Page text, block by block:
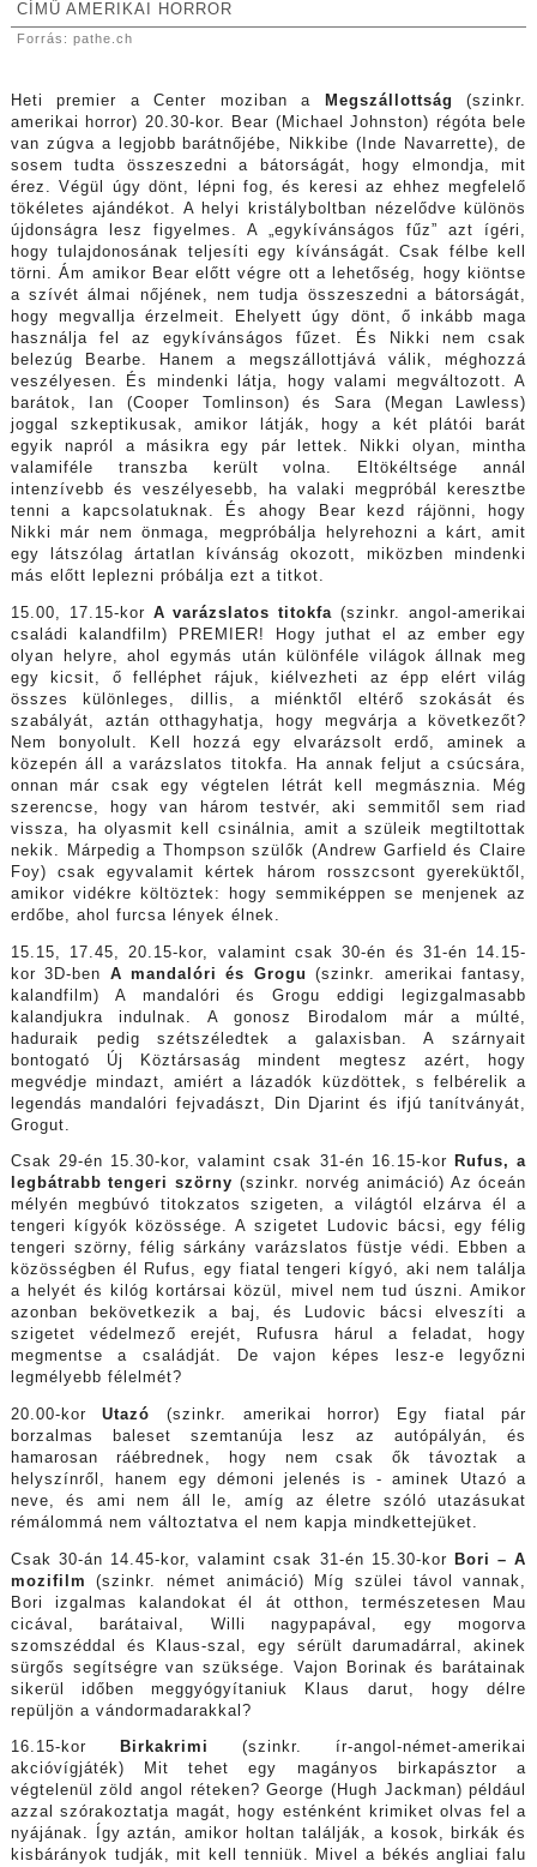
CÍMŰ AMERIKAI HORROR
Forrás: pathe.ch
Heti premier a Center moziban a Megszállottság(szinkr.
amerikai horror) 20.30-kor. Bear (Michael Johnston) régóta bele
van zúgva a legjobb barátnőjébe, Nikkibe (Inde Navarrette), de
sosem tudta összeszedni a bátorságát, hogy elmondja, mit
érez. Végül úgy dönt, lépni fog, és keresi az ehhez megfelelő
tökéletes ajándékot. A helyi kristályboltban nézelődve különös
újdonságra lesz figyelmes. A „egykívánságos fűz” azt ígéri,
hogy tulajdonosának teljesíti egy kívánságát. Csak félbe kell
törni. Ám amikor Bear előtt végre ott a lehetőség, hogy kiöntse
a szívét álmai nőjének, nem tudja összeszedni a bátorságát,
hogy megvallja érzelmeit. Ehelyett úgy dönt, ő inkább maga
használja fel az egykívánságos fűzet. És Nikki nem csak
belezúg Bearbe. Hanem a megszállottjává válik, méghozzá
veszélyesen. És mindenki látja, hogy valami megváltozott. A
barátok, Ian (Cooper Tomlinson) és Sara (Megan Lawless)
joggal szkeptikusak, amikor látják, hogy a két plátói barát
egyik napról a másikra egy pár lettek. Nikki olyan, mintha
valamiféle transzba került volna. Eltökéltsége annál
intenzívebb és veszélyesebb, ha valaki megpróbál keresztbe
tenni a kapcsolatuknak. És ahogy Bear kezd rájönni, hogy
Nikki már nem önmaga, megpróbálja helyrehozni a kárt, amit
egy látszólag ártatlan kívánság okozott, miközben mindenki
más előtt leplezni próbálja ezt a titkot.
15.00, 17.15-kor A varázslatos titokfa(szinkr. angol-amerikai
családi kalandfilm) PREMIER! Hogy juthat el az ember egy
olyan helyre, ahol egymás után különféle világok állnak meg
egy kicsit, ő felléphet rájuk, kiélvezheti az épp elért világ
összes különleges, dillis, a miénktől eltérő szokását és
szabályát, aztán otthagyhatja, hogy megvárja a következőt?
Nem bonyolult. Kell hozzá egy elvarázsolt erdő, aminek a
közepén áll a varázslatos titokfa. Ha annak feljut a csúcsára,
onnan már csak egy végtelen létrát kell megmásznia. Még
szerencse, hogy van három testvér, aki semmitől sem riad
vissza, ha olyasmit kell csinálnia, amit a szüleik megtiltottak
nekik. Márpedig a Thompson szülők (Andrew Garfield és Claire
Foy) csak egyvalamit kértek három rosszcsont gyereküktől,
amikor vidékre költöztek: hogy semmiképpen se menjenek az
erdőbe, ahol furcsa lények élnek.
15.15, 17.45, 20.15-kor, valamint csak 30-én és 31-én 14.15-
kor 3D-ben A mandalóri és Grogu(szinkr. amerikai fantasy,
kalandfilm) A mandalóri és Grogu eddigi legizgalmasabb
kalandjukra indulnak. A gonosz Birodalom már a múlté,
haduraik pedig szétszéledtek a galaxisban. A szárnyait
bontogató Új Köztársaság mindent megtesz azért, hogy
megvédje mindazt, amiért a lázadók küzdöttek, s felbérelik a
legendás mandalóri fejvadászt, Din Djarint és ifjú tanítványát,
Grogut.
Csak 29-én 15.30-kor, valamint csak 31-én 16.15-kor
Rufus, a
legbátrabb tengeri szörny (szinkr. norvég animáció) Az óceán
mélyén megbúvó titokzatos szigeten, a világtól elzárva él a
tengeri kígyók közössége. A szigetet Ludovic bácsi, egy félig
tengeri szörny, félig sárkány varázslatos füstje védi. Ebben a
közösségben él Rufus, egy fiatal tengeri kígyó, aki nem találja
a helyét és kilóg kortársai közül, mivel nem tud úszni. Amikor
azonban bekövetkezik a baj, és Ludovic bácsi elveszíti a
szigetet védelmező erejét, Rufusra hárul a feladat, hogy
megmentse a családját. De vajon képes lesz-e legyőzni
legmélyebb félelmét?
20.00-korUtazó(szinkr. amerikai horror) Egy fiatal pár
borzalmas baleset szemtanúja lesz az autópályán, és
hamarosan ráébrednek, hogy nem csak ők távoztak a
helyszínről, hanem egy démoni jelenés is - aminek Utazó a
neve, és ami nem áll le, amíg az életre szóló utazásukat
rémálommá nem változtatva el nem kapja mindkettejüket.
Csak 30-án 14.45-kor, valamint csak 31-én 15.30-kor
Bori – A
mozifilm(szinkr. német animáció) Míg szülei távol vannak,
Bori izgalmas kalandokat él át otthon, természetesen Mau
cicával, barátaival, Willi nagypapával, egy mogorva
szomszéddal és Klaus-szal, egy sérült darumadárral, akinek
sürgős segítségre van szüksége. Vajon Borinak és barátainak
sikerül időben meggyógyítaniuk Klaus darut, hogy délre
repüljön a vándormadarakkal?
16.15-kor Birkakrimi(szinkr. ír-angol-német-amerikai
akcióvígjáték) Mit tehet egy magányos birkapásztor a
végtelenül zöld angol réteken? George (Hugh Jackman) például
azzal szórakoztatja magát, hogy esténként krimiket olvas fel a
nyájának. Így aztán, amikor holtan találják, a kosok, birkák és
kisbárányok tudják, mit kell tenniük. Mivel a békés angliai falu